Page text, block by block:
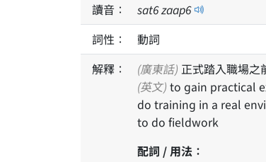
讀音： sat6zaap6
詞性：
動詞
解釋：
(廣東話) 正式踏入職場之
(英文)
do training in a real
to do fieldwork
配詞 / 用法：